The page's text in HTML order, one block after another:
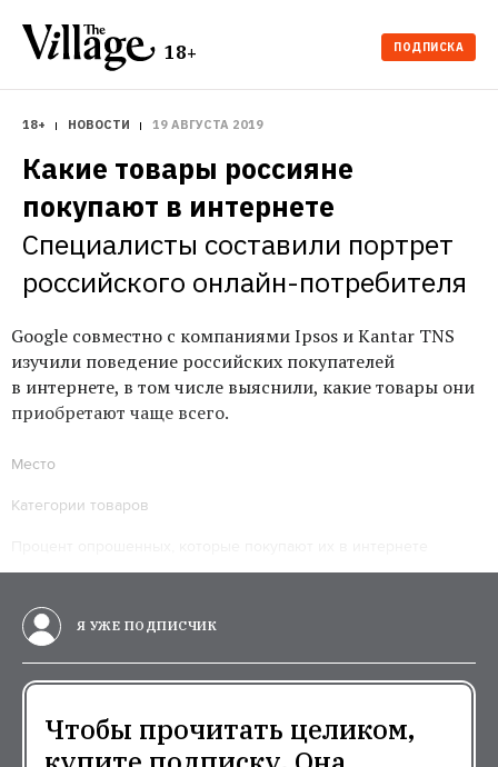
18+ ПОДПИСКА
18+ НОВОСТИ 19 АВГУСТА 2019
Какие товары россияне
покупают в интернете
Специалисты составили портрет
российского онлайн-потребителя
Google совместно с компаниями Ipsos и Kantar TNS
изучили поведение российских покупателей
в интернете, в том числе выяснили, какие товары они
приобретают чаще всего.
Место
Категории товаров
Я УЖЕ ПОДПИСЧИК
Чтобы прочитать целиком,